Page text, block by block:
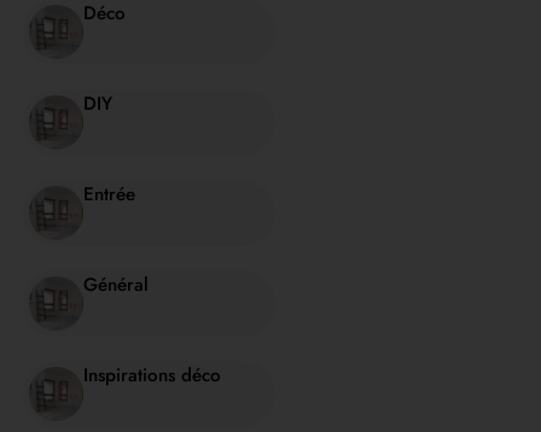
Déco
DIY
Entrée
Général
Inspirations déco